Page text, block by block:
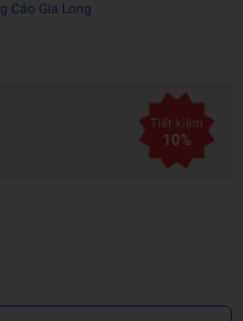
Cáo Gia Long
Tiết kiệm
10%